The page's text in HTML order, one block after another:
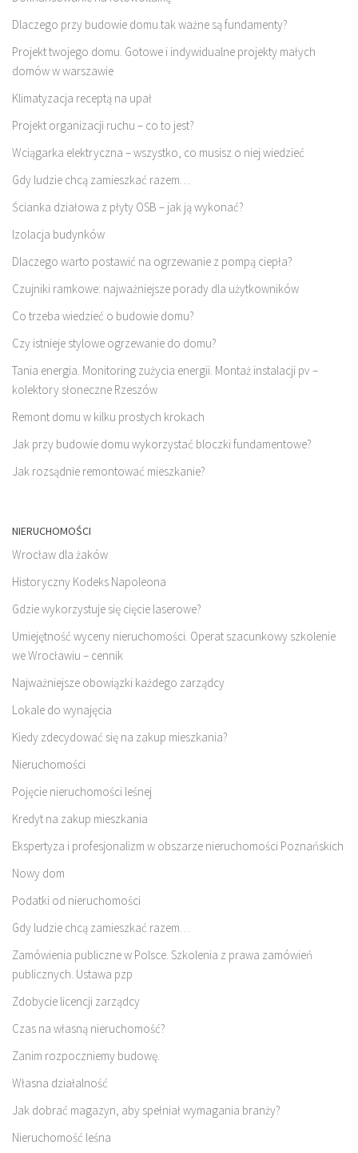
Dlaczego przy budowie domu tak ważne są fundamenty?
Projekt twojego domu. Gotowe i indywidualne projekty małych
domów w warszawie
Klimatyzacja receptą na upał
Projekt organizacji ruchu – co to jest?
Wciągarka elektryczna – wszystko, co musisz o niej wiedzieć
Gdy ludzie chcą zamieszkać razem…
Ścianka działowa z płyty OSB – jak ją wykonać?
Izolacja budynków
Dlaczego warto postawić na ogrzewanie z pompą ciepła?
Czujniki ramkowe: najważniejsze porady dla użytkowników
Co trzeba wiedzieć o budowie domu?
Czy istnieje stylowe ogrzewanie do domu?
Tania energia. Monitoring zużycia energii. Montaż instalacji pv –
kolektory słoneczne Rzeszów
Remont domu w kilku prostych krokach
Jak przy budowie domu wykorzystać bloczki fundamentowe?
Jak rozsądnie remontować mieszkanie?
NIERUCHOMOŚCI
Wrocław dla żaków
Historyczny Kodeks Napoleona
Gdzie wykorzystuje się cięcie laserowe?
Umiejętność wyceny nieruchomości. Operat szacunkowy szkolenie
we Wrocławiu – cennik
Najważniejsze obowiązki każdego zarządcy
Lokale do wynajęcia
Kiedy zdecydować się na zakup mieszkania?
Nieruchomości
Pojęcie nieruchomości leśnej
Kredyt na zakup mieszkania
Ekspertyza i profesjonalizm w obszarze nieruchomości Poznańskich
Nowy dom
Podatki od nieruchomości
Gdy ludzie chcą zamieszkać razem…
Zamówienia publiczne w Polsce. Szkolenia z prawa zamówień
publicznych. Ustawa pzp
Zdobycie licencji zarządcy
Czas na własną nieruchomość?
Zanim rozpoczniemy budowę.
Własna działalność
Jak dobrać magazyn, aby spełniał wymagania branży?
Nieruchomość leśna